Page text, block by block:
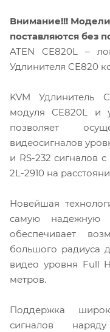
Внимание!!! Модели
поставляются без
ATEN CE820L –
Удлинителя CE820
KVM Удлинитель
модуля CE820L и
позволяет
видеосигналов
и RS-232 сигналов
2L-2910 на
Новейшая
самую надежную
обеспечивает
большого радиуса
видео уровня Full
метров.
Поддержка
сигналов